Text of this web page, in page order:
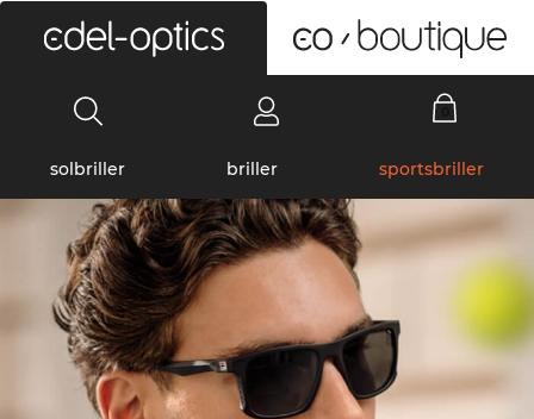
solbriller briller sportsbriller